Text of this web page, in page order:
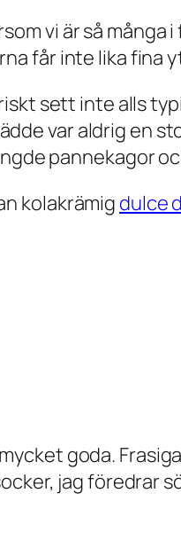
vi är så många
får inte lika fina
sett inte alls
var aldrig en
pannekagor
kolakrämig dulce
goda.
jag föredrar